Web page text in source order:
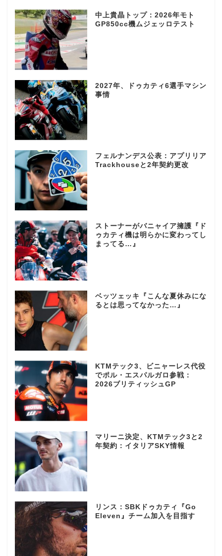
中上貴晶トップ：2026年モト
GP850cc機ムジェッロテスト
2027年、ドゥカティ6選手マシン
事情
フェルナンデス公表：アプリリア
Trackhouseと2年契約更改
ストーナーがバニャイア擁護『ド
ゥカティ機は明らかに変わってし
まってる…』
ベッツェッキ『こんな夏休みにな
るとは思ってなかった…』
KTMテック3、ビニャーレス代役
でポル・エスパルガロ参戦：
2026ブリティッシュGP
マリーニ決定、KTMテック3と2
年契約：イタリアSKY情報
リンス：SBKドゥカティ『Go
Eleven』チーム加入を目指す